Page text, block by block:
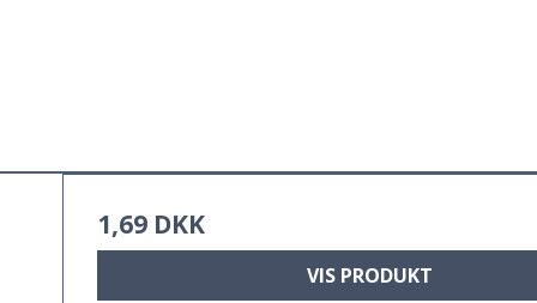
1,69 DKK
VIS PRODUKT